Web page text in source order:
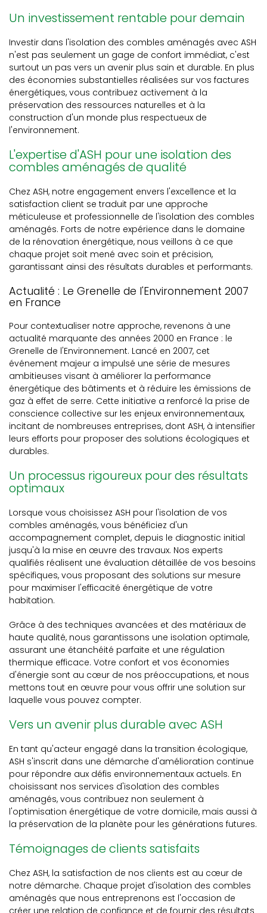
Un investissement rentable pour demain
Investir dans l'isolation des combles aménagés avec ASH
n'est pas seulement un gage de confort immédiat, c'est
surtout un pas vers un avenir plus sain et durable. En plus
des économies substantielles réalisées sur vos factures
énergétiques, vous contribuez activement à la
préservation des ressources naturelles et à la
construction d'un monde plus respectueux de
l'environnement.
L'expertise d'ASH pour une isolation des
combles aménagés de qualité
Chez ASH, notre engagement envers l'excellence et la
satisfaction client se traduit par une approche
méticuleuse et professionnelle de l'isolation des combles
aménagés. Forts de notre expérience dans le domaine
de la rénovation énergétique, nous veillons à ce que
chaque projet soit mené avec soin et précision,
garantissant ainsi des résultats durables et performants.
Actualité : Le Grenelle de l'Environnement 2007
en France
Pour contextualiser notre approche, revenons à une
actualité marquante des années 2000 en France : le
Grenelle de l'Environnement. Lancé en 2007, cet
événement majeur a impulsé une série de mesures
ambitieuses visant à améliorer la performance
énergétique des bâtiments et à réduire les émissions de
gaz à effet de serre. Cette initiative a renforcé la prise de
conscience collective sur les enjeux environnementaux,
incitant de nombreuses entreprises, dont ASH, à intensifier
leurs efforts pour proposer des solutions écologiques et
durables.
Un processus rigoureux pour des résultats
optimaux
Lorsque vous choisissez ASH pour l'isolation de vos
combles aménagés, vous bénéficiez d'un
accompagnement complet, depuis le diagnostic initial
jusqu'à la mise en œuvre des travaux. Nos experts
qualifiés réalisent une évaluation détaillée de vos besoins
spécifiques, vous proposant des solutions sur mesure
pour maximiser l'efficacité énergétique de votre
habitation.
Grâce à des techniques avancées et des matériaux de
haute qualité, nous garantissons une isolation optimale,
assurant une étanchéité parfaite et une régulation
thermique efficace. Votre confort et vos économies
d'énergie sont au cœur de nos préoccupations, et nous
mettons tout en œuvre pour vous offrir une solution sur
laquelle vous pouvez compter.
Vers un avenir plus durable avec ASH
En tant qu'acteur engagé dans la transition écologique,
ASH s'inscrit dans une démarche d'amélioration continue
pour répondre aux défis environnementaux actuels. En
choisissant nos services d'isolation des combles
aménagés, vous contribuez non seulement à
l'optimisation énergétique de votre domicile, mais aussi à
la préservation de la planète pour les générations futures.
Témoignages de clients satisfaits
Chez ASH, la satisfaction de nos clients est au cœur de
notre démarche. Chaque projet d'isolation des combles
aménagés que nous entreprenons est l'occasion de
créer une relation de confiance et de fournir des résultats